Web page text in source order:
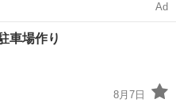
Ad
車場作り
8月7日